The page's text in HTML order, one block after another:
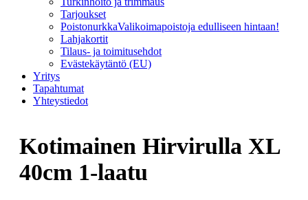
Tarjoukset
PoistonurkkaValikoimapoistoja edulliseen hintaan!
Lahjakortit
Tilaus- ja toimitusehdot
Evästekäytäntö (EU)
Yritys
Tapahtumat
Yhteystiedot
Kotimainen Hirvirulla XL
40cm 1-laatu